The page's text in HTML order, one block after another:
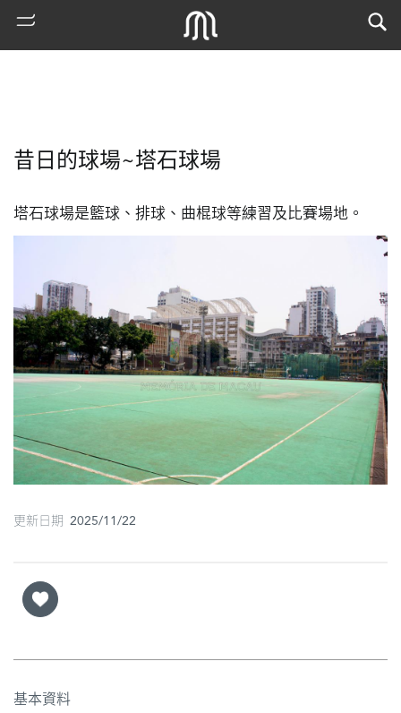
搜
古
地
圖
閣
寺
昔日的球場~塔石球場
塔石球場是籃球、排球、曲棍球等練習及比賽場地。
更新日期 2025/11/22
基本資料